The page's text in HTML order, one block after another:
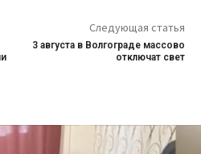
Следующая статья
3 августа в Волгограде массово
отключат свет